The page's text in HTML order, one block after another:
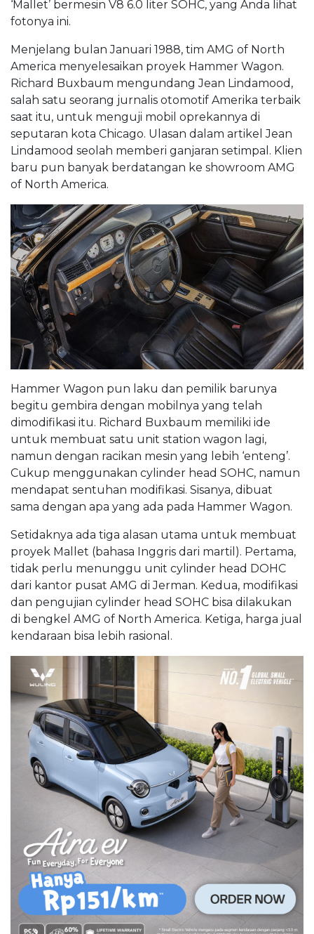
‘Mallet’ bermesin V8 6.0 liter SOHC, yang Anda lihat
fotonya ini.
Menjelang bulan Januari 1988, tim AMG of North
America menyelesaikan proyek Hammer Wagon.
Richard Buxbaum mengundang Jean Lindamood,
salah satu seorang jurnalis otomotif Amerika terbaik
saat itu, untuk menguji mobil oprekannya di
seputaran kota Chicago. Ulasan dalam artikel Jean
Lindamood seolah memberi ganjaran setimpal. Klien
baru pun banyak berdatangan ke showroom AMG
of North America.
Hammer Wagon pun laku dan pemilik barunya
begitu gembira dengan mobilnya yang telah
dimodifikasi itu. Richard Buxbaum memiliki ide
untuk membuat satu unit station wagon lagi,
namun dengan racikan mesin yang lebih ‘enteng’.
Cukup menggunakan cylinder head SOHC, namun
mendapat sentuhan modifikasi. Sisanya, dibuat
sama dengan apa yang ada pada Hammer Wagon.
Setidaknya ada tiga alasan utama untuk membuat
proyek Mallet (bahasa Inggris dari martil). Pertama,
tidak perlu menunggu unit cylinder head DOHC
dari kantor pusat AMG di Jerman. Kedua, modifikasi
dan pengujian cylinder head SOHC bisa dilakukan
di bengkel AMG of North America. Ketiga, harga jual
kendaraan bisa lebih rasional.